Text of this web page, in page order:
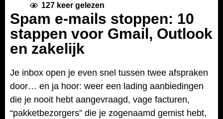
127keer gelezen
Spam e-mails stoppen: 10
stappen voor Gmail, Outlook
en zakelijk
Je inbox open je even snel tussen twee afspraken
door… en ja hoor: weer een lading aanbiedingen
die je nooit hebt aangevraagd, vage facturen,
“pakketbezorgers” die je zogenaamd gemist hebt,